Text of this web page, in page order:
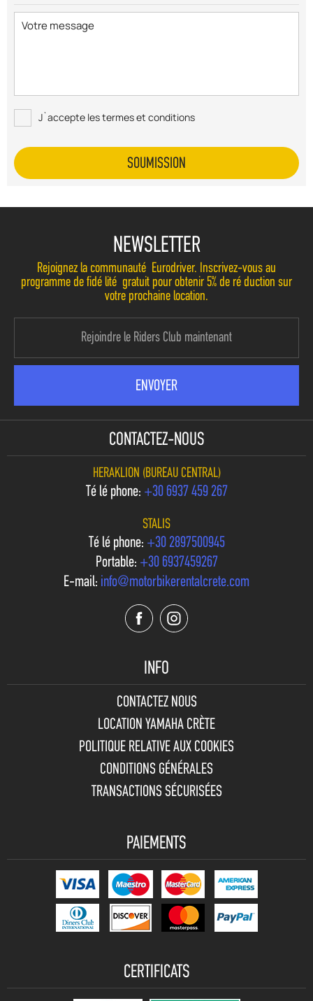
J`accepte les termes et conditions
NEWSLETTER
Rejoignez la communauté Eurodriver. Inscrivez-vous au
programme de fidélité gratuit pour obtenir 5% de réduction sur
votre prochaine location.
CONTACTEZ-NOUS
HERAKLION (BUREAU CENTRAL)
Téléphone: +30 6937 459 267
STALIS
Téléphone: +30 2897500945
Portable: +30 6937459267
E-mail: info@motorbikerentalcrete.com
INFO
CONTACTEZ NOUS
LOCATION YAMAHA CRÈTE
POLITIQUE RELATIVE AUX COOKIES
CONDITIONS GÉNÉRALES
TRANSACTIONS SÉCURISÉES
PAIEMENTS
CERTIFICATS